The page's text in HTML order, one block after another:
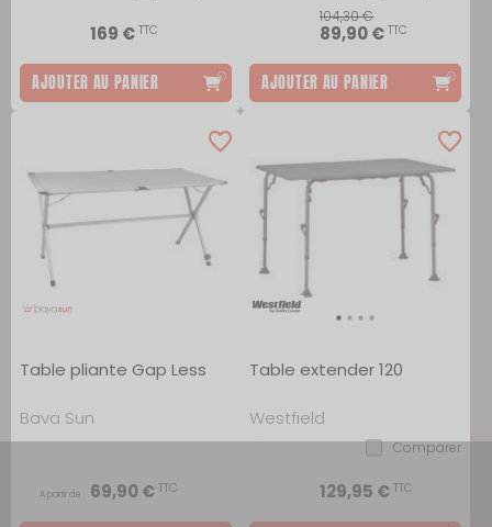
169 €TTC
AJOUTER AU PANIER
104,30 €
89,90 €TTC
AJOUTER AU PANIER
Table pliante Gap Less
Baya Sun
A partir de : 69,90 €TTC
Table extender 120
Westfield
Comparer
129,95 €TTC